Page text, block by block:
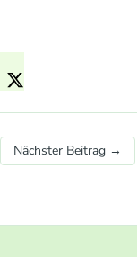
Nächster Beitrag →